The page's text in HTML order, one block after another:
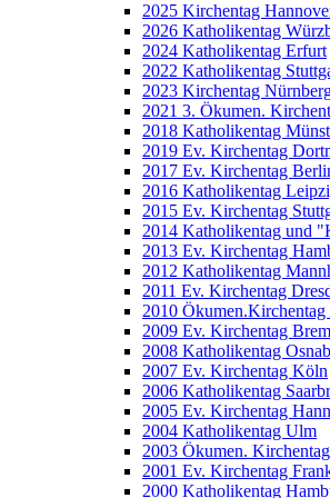
2025 Kirchentag
2026 Katholikentag
2024 Katholikentag Erfurt
2022 Katholikentag
2023 Kirchentag
2021 3. Ökumen.
2018 Katholikentag
2019 Ev. Kirchentag
2017 Ev. Kirchentag
2016 Katholikentag
2015 Ev. Kirchentag
2014 Katholikentag und
2013 Ev. Kirchentag
2012 Katholikentag
2011 Ev. Kirchentag
2010 Ökumen.Kirchentag
2009 Ev. Kirchentag
2008 Katholikentag
2007 Ev. Kirchentag Köln
2006 Katholikentag
2005 Ev. Kirchentag
2004 Katholikentag Ulm
2003 Ökumen.
2001 Ev. Kirchentag
2000 Katholikentag